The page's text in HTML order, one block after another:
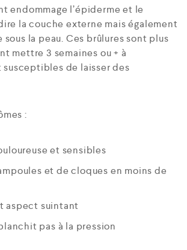
endommage l’épiderme et le
la couche externe mais également
la peau. Ces brûlures sont plus
mettre 3 semaines ou + à
susceptibles de laisser des
:
et sensibles
et de cloques en moins de
aspect suintant
pas à la pression